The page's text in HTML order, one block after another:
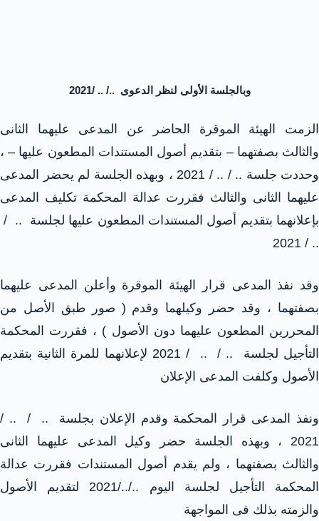
وبالجلسة الأولى لنظر الدعوى ../ .. /2021
الزمت الهيئة الموقرة الحاضر عن المدعى عليهما الثانى
والثالث بصفتهما – بتقديم أصول المستندات المطعون عليها – ،
وحددت جلسة .. / .. / 2021 ، وبهذه الجلسة لم يحضر المدعى
عليهما الثانى والثالث فقررت عدالة المحكمة تكليف المدعى
بإعلانهما بتقديم أصول المستندات المطعون عليها لجلسة .. /
.. / 2021
وقد نفذ المدعى قرار الهيئة الموقرة وأعلن المدعى عليهما
بصفتهما ، وقد حضر وكيلهما وقدم ( صور طبق الأصل من
المحررين المطعون عليهما دون الأصول ) ، فقررت المحكمة
التأجيل لجلسة .. / .. / 2021 لإعلانهما للمرة الثانية بتقديم
الأصول وكلفت المدعى الإعلان
ونفذ المدعى قرار المحكمة وقدم الإعلان بجلسة .. / .. /
2021 ، وبهذه الجلسة حضر وكيل المدعى عليهما الثانى
والثالث بصفتهما ، ولم يقدم أصول المستندات فقررت عدالة
المحكمة التأجيل لجلسة اليوم ../../2021 لتقديم الأصول
والزمته بذلك فى المواجهة